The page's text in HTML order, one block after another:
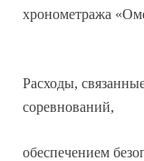
хронометража
Расходы,
соревнований,
обеспечением